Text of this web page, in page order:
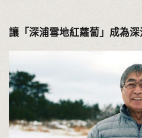
讓「深浦雪地紅蘿蔔」成為